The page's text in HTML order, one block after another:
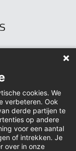
cookies. We
verbeteren. Ook
derde partijen te
op andere
voor een aantal
of intrekken. Je
over in onze